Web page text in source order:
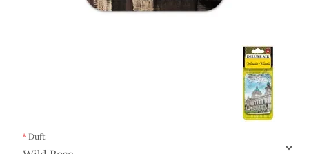
Duft